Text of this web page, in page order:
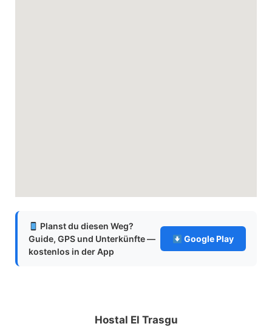
Planst du diesen Weg?
Guide, GPS und Unterkünfte —
kostenlos in der App
Google Play
Hostal El Trasgu